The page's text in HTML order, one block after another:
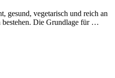
gesund, vegetarisch und reich an
bestehen. Die Grundlage für …